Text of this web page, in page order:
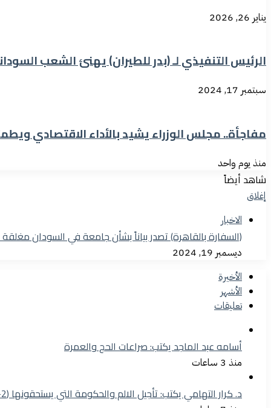
يناير 26, 2026
الرئيس التنفيذي لـ (بدر للطيران) يهنئ الشعب
سبتمبر 17, 2024
مفاجأة.. مجلس الوزراء يشيد بالأداء الاقتصادي
منذ يوم واحد
شاهد أيضاً
إغلاق
الاخبار
(السفارة بالقاهرة) تصدر بياناً بشأن جامعة في السودان مغلقة منذ
ديسمبر 19, 2024
الأخيرة
الأشهر
تعليقات
أسامه عبد الماجد يكتب: صراعات الحج والعمرة
منذ 3 ساعات
د. كرار التهامي يكتب: تأجيل الالم والحكومة التي يستحقونها (2-1)